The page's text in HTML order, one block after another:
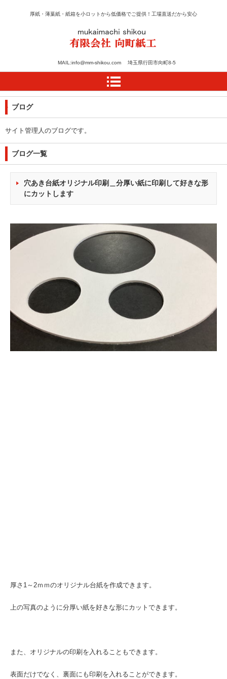
紙のカット・加工・箱の
設計は向町紙工
厚紙・薄葉紙・紙箱を小ロットから低価格でご提供！工場直送だから安心
MAIL:info@mm-shikou.com 埼玉県行田市向町8-5
ブログ
サイト管理人のブログです。
ブログ一覧
穴あき台紙オリジナル印刷＿分厚い紙に印刷して好きな形
にカットします
厚さ1～2ｍｍのオリジナル台紙を作成できます。
上の写真のように分厚い紙を好きな形にカットできます。
また、オリジナルの印刷を入れることもできます。
表面だけでなく、裏面にも印刷を入れることができます。